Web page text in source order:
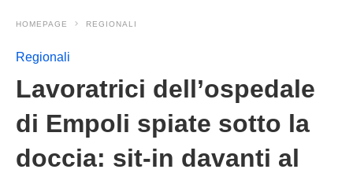
HOMEPAGE REGIONALI
Regionali
Lavoratrici dell’ospedale
di Empoli spiate sotto la
doccia: sit-in davanti al